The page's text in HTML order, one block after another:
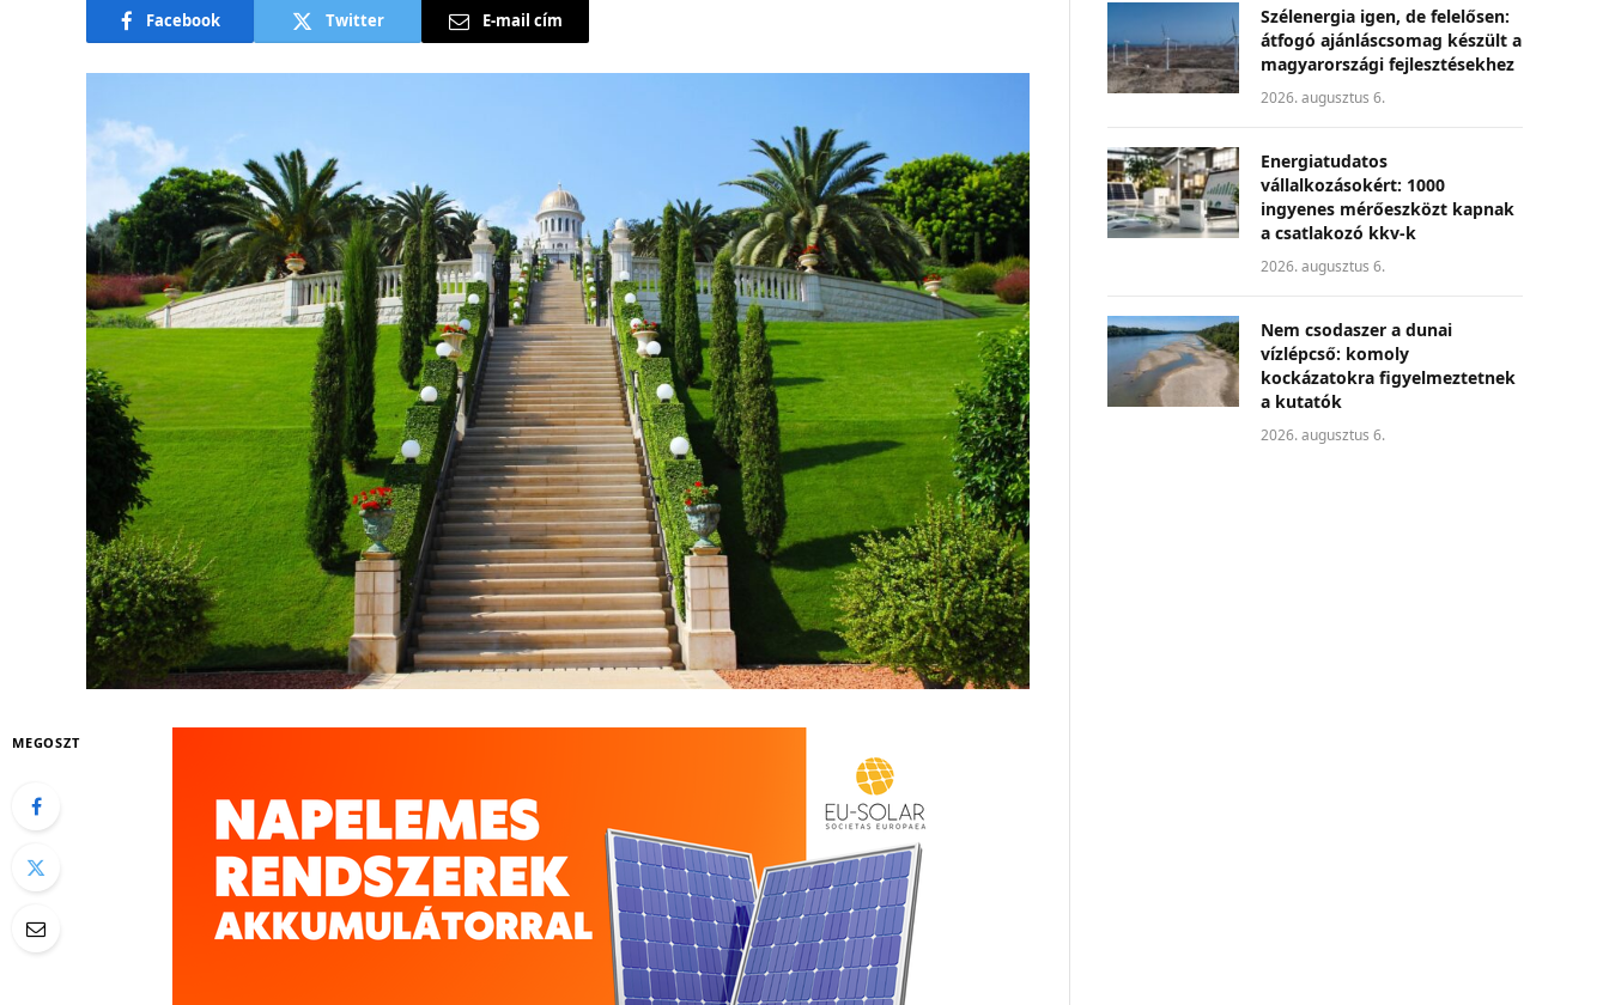
Facebook Twitter E-mail cím
MEGOSZT
Szélenergia igen, de felelősen:
átfogó ajánláscsomag készült a
magyarországi fejlesztésekhez
2026. augusztus 6.
Energiatudatos
vállalkozásokért: 1000
ingyenes mérőeszközt kapnak
a csatlakozó kkv-k
2026. augusztus 6.
Nem csodaszer a dunai
vízlépcső: komoly
kockázatokra figyelmeztetnek
a kutatók
2026. augusztus 6.